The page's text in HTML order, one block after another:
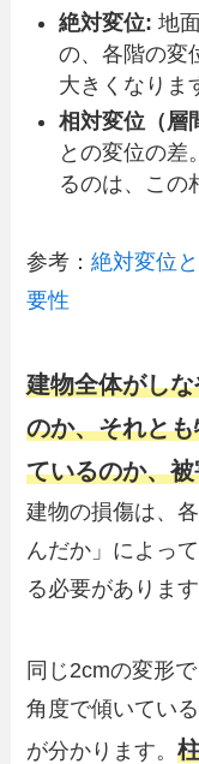
絶対変位: 地
の、各階の変
大きくなりま
相対変位（層
との変位の差
るのは、この
参考：絶対変位
要性
建物全体がし
のか、それと
ているのか、
建物の損傷は、
んだか」によっ
る必要があります
同じ2cmの変形
角度で傾いてい
が分かります。